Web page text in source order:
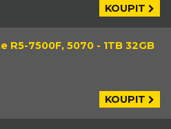
KOUPIT
R5-7500F, 5070 - 1TB 32GB
KOUPIT